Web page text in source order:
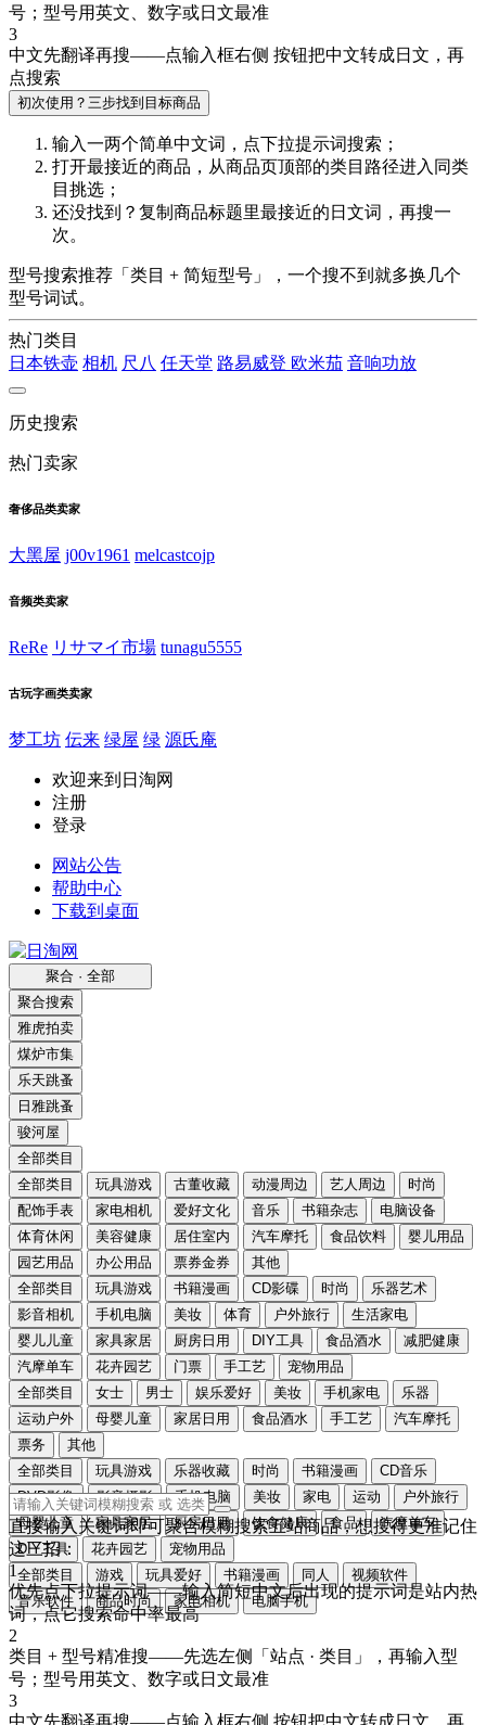
号；型号用英文、数字或日文最准
3
中文先翻译再搜——点输入框右侧 按钮把中文转成日文 ，再
点搜索
初次使用？三步找到目标商品
输入一两个简单中文词，点下拉提示词搜索；
打开最接近的商品，从商品页顶部的类目路径进入同类
目挑选；
还没找到？复制商品标题里最接近的 日文词 ，再搜一
次。
型号搜索推荐「类目 + 简短型号」，一个搜不到就多换几个
型号词试。
热门类目
日本铁壶 相机 尺八 任天堂 路易威登 欧米茄 音响功放
历史搜索
热门卖家
奢侈品类卖家
大黑屋 j00v1961 melcastcojp
音频类卖家
ReRe リサマイ市場 tunagu5555
古玩字画类卖家
梦工坊 伝来 绿屋 绿 源氏庵
欢迎来到日淘网
注册
登录
网站公告
帮助中心
下载到桌面
聚合 · 全部
聚合搜索
雅虎拍卖
煤炉市集
乐天跳蚤
日雅跳蚤
骏河屋
全部类目
全部类目
玩具游戏 古董收藏 动漫周边 艺人周边
时尚
配饰手表
家电相机 爱好文化 音乐 书籍杂志
电脑设备
体育休闲
美容健康 居住室内 汽车摩托 食品饮料
婴儿用品
园艺用品
办公用品 票券金券
其他
全部类目
玩具游戏 书籍漫画 CD影碟 时尚
乐器艺术
影音相机
手机电脑 美妆 体育 户外旅行
生活家电
婴儿儿童
家具家居 厨房日用 DIY工具 食品酒水
减肥健康
汽摩单车
花卉园艺 门票 手工艺
宠物用品
全部类目
女士 男士 娱乐爱好 美妆 手机家电
乐器
运动户外
母婴儿童 家居日用 食品酒水 手工艺
汽车摩托
票务
其他
全部类目
玩具游戏 乐器收藏 时尚 书籍漫画
CD音乐
DVD影像
影音摄影 手机电脑 美妆 家电 运动
户外旅行
母婴儿童
家具家居 厨房日用 饮食健康 食品
汽摩单车
DIY工具
花卉园艺
宠物用品
全部类目
游戏 玩具爱好 书籍漫画 同人
视频软件
音乐软件
商品时尚 家电相机 电脑手机
直接输入关键词即可聚合模糊搜索五站商品，想搜得更准记住
这三招：
1
优先点下拉提示词——输入简短中文后出现的提示词是站内热
词，点它搜索命中率最高
2
类目 + 型号精准搜——先选左侧「站点 · 类目」，再输入型
号；型号用英文、数字或日文最准
3
中文先翻译再搜——点输入框右侧 按钮把中文转成日文 ，再